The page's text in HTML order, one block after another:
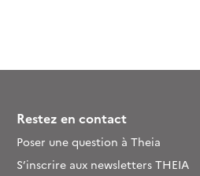
Restez en contact
Poser une question à Theia
S’inscrire aux newsletters THEIA